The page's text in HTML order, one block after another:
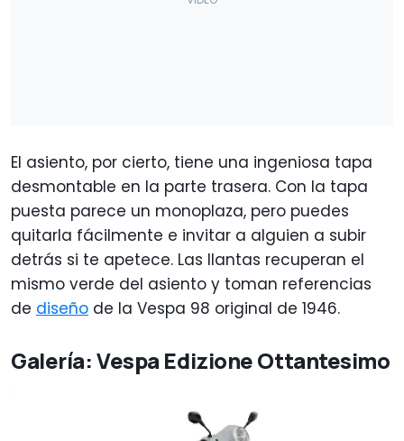
El asiento, por cierto, tiene una ingeniosa tapa
desmontable en la parte trasera. Con la tapa
puesta parece un monoplaza, pero puedes
quitarla fácilmente e invitar a alguien a subir
detrás si te apetece. Las llantas recuperan el
mismo verde del asiento y toman referencias
de diseño de la Vespa 98 original de 1946.
Galería: Vespa Edizione Ottantesimo